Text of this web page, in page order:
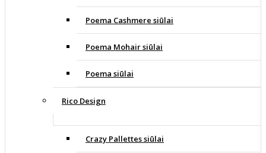
Poema Cashmere siūlai
Poema Mohair siūlai
Poema siūlai
Rico Design
Crazy Pallettes siūlai